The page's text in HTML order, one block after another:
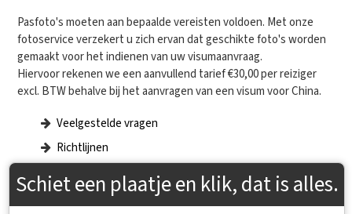
Pasfoto's moeten aan bepaalde vereisten voldoen. Met onze
fotoservice verzekert u zich ervan dat geschikte foto's worden
gemaakt voor het indienen van uw visumaanvraag.
Hiervoor rekenen we een aanvullend tarief €30,00 per reiziger
excl. BTW behalve bij het aanvragen van een visum voor China.
Veelgestelde vragen
Richtlijnen
Schiet een plaatje en klik, dat is alles.